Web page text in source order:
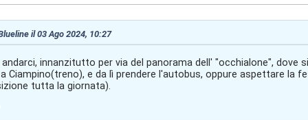
il 03 Ago 2024, 10:27
andarci, innanzitutto per via del panorama dell' "occhialone", dove
Ciampino(treno), e da lì prendere l'autobus, oppure aspettare la
tutta la giornata).